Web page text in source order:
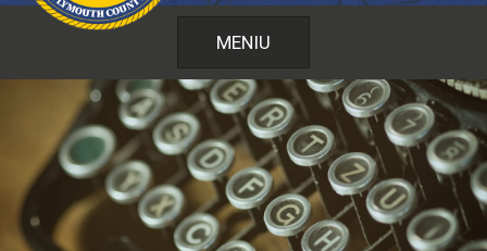
MENIU